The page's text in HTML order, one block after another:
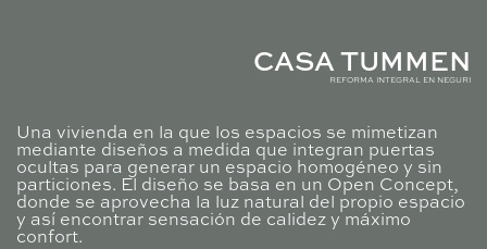
CASA TUMMEN
REFORMA INTEGRAL EN NEGURI
Una vivienda en la que los espacios se mimetizan
mediante diseños a medida que integran puertas
ocultas para generar un espacio homogéneo y sin
particiones. El diseño se basa en un Open Concept,
donde se aprovecha la luz natural del propio espacio
y así encontrar sensación de calidez y máximo
confort.